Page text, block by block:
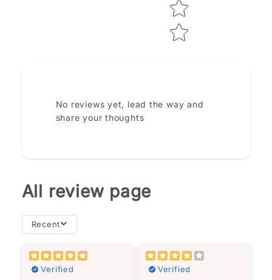
No reviews yet, lead the way and
share your thoughts
All review page
Recent
Verified
powerful reminder of
the strength we all
possess and the
確實，書中的人名長而
且相似。然而，我從書
Verified